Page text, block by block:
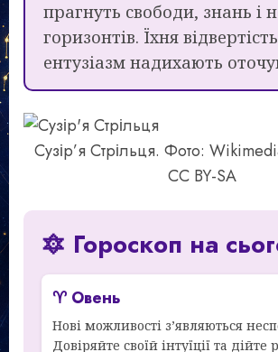
прагнуть свободи, знань і
горизонтів. Їхня
ентузіазм надихають
Сузір’я Стрільця. Фото:
CC BY-SA
🔯 Гороскоп на
♈ Овень
Нові можливості з’являються
Довіряйте своїй інтуїції та дійте